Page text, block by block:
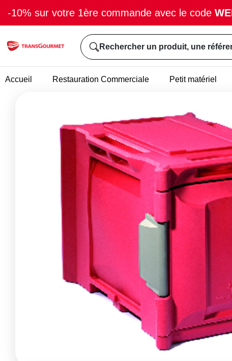
-10% sur votre 1ère commande avec le code
Rechercher un produit, une
Accueil Restauration Commerciale Petit matériel